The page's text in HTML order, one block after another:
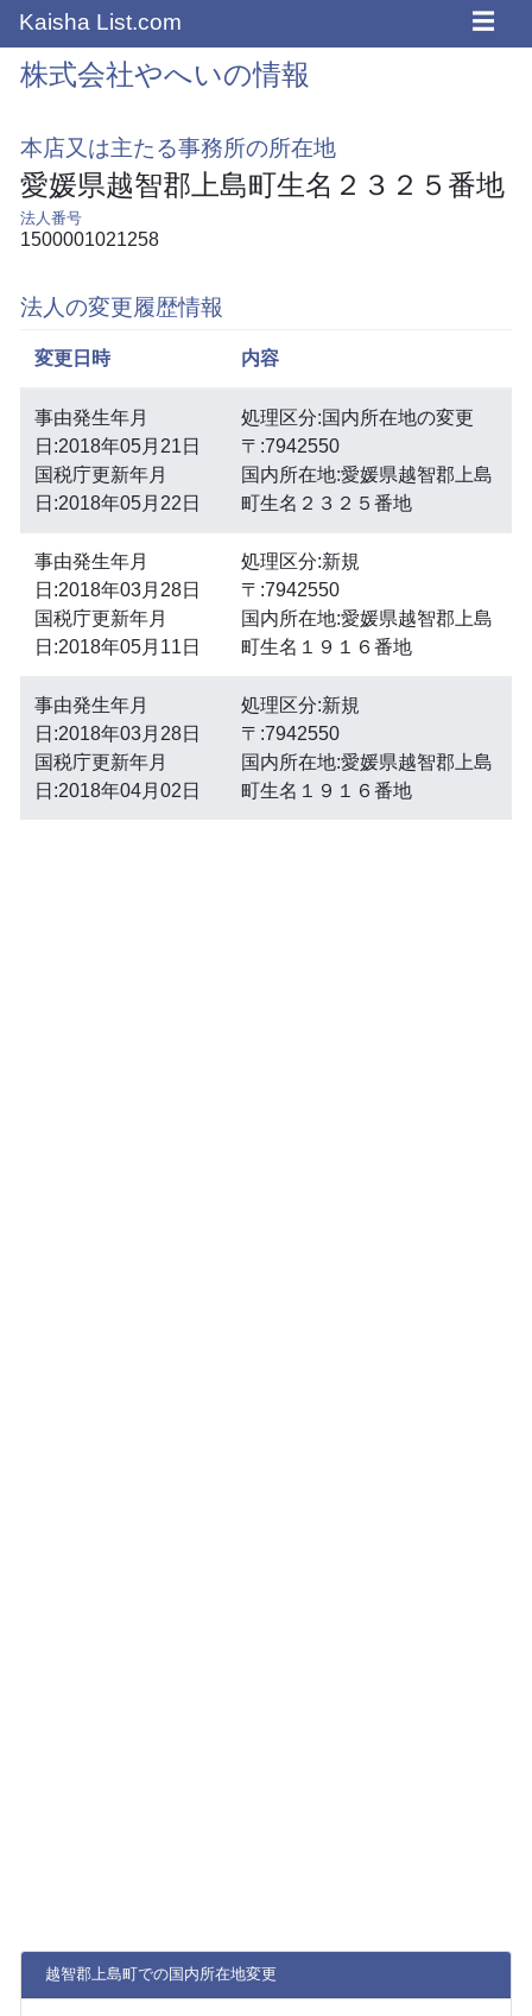
Kaisha List.com ☰
株式会社やへいの情報
本店又は主たる事務所の所在地
愛媛県越智郡上島町生名２３２５番地
法人番号
1500001021258
法人の変更履歴情報
変更日時 内容
事由発生年月
日:2018年05月21日
国税庁更新年月
日:2018年05月22日
処理区分:国内所在地の変更
〒:7942550
国内所在地:愛媛県越智郡上島
町生名２３２５番地
事由発生年月
日:2018年03月28日
国税庁更新年月
日:2018年05月11日
処理区分:新規
〒:7942550
国内所在地:愛媛県越智郡上島
町生名１９１６番地
事由発生年月
日:2018年03月28日
国税庁更新年月
日:2018年04月02日
処理区分:新規
〒:7942550
国内所在地:愛媛県越智郡上島
町生名１９１６番地
越智郡上島町での国内所在地変更